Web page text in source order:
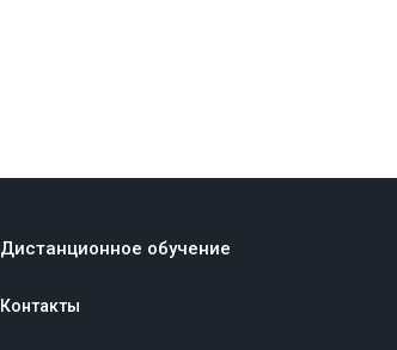
Дистанционное обучение
Контакты